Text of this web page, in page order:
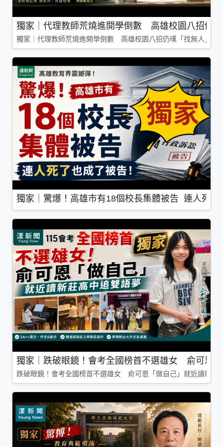
獨家｜代理教師荒燒進開學倒數 高雄校園八招仍
獨家｜代理教師荒燒進開學倒數 高雄校園八招仍嘆「找無人」
獨家｜驚爆！高雄市有18個校長集體被告 連人死了
獨家｜跌破眼鏡！會考全國榜首不選雄女 俞可恩
跌破眼鏡！會考全國榜首不選雄女 俞可恩「做自己」就近讀新莊